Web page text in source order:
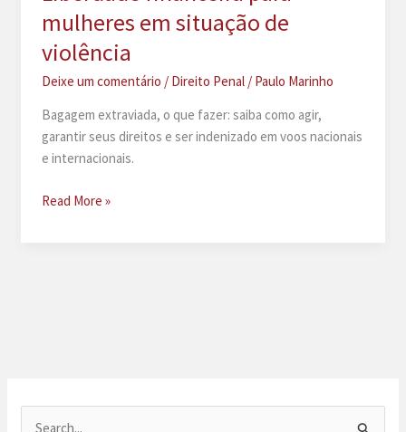
mulheres em situação de
violência
Deixe um comentário / Direito Penal/ Paulo Marinho
Bagagem extraviada, o que fazer: saiba como agir,
garantir seus direitos e ser indenizado em voos nacionais
e internacionais.
Liberdade
Read More »